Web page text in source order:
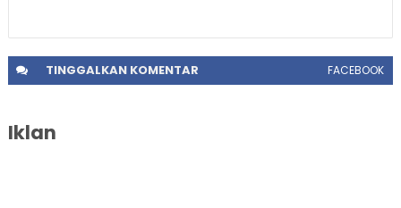
TINGGALKANKOMENTAR FACEBOOK
Iklan